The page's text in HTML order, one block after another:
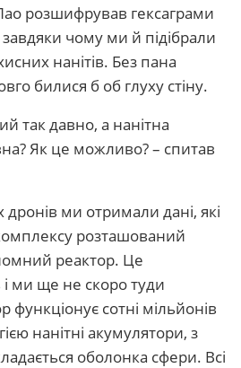
розшифрував гексаграми
чому ми й підібрали
нанітів. Без пана
билися б об глуху стіну.
так давно, а нанітна
Як це можливо? – спитав
дронів ми отримали дані, які
розташований
реактор. Це
і ми ще не скоро туди
функціонує сотні мільйонів
нанітні акумулятори, з
оболонка сфери. Всі